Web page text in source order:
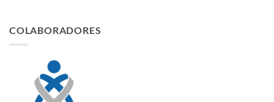
COLABORADORES